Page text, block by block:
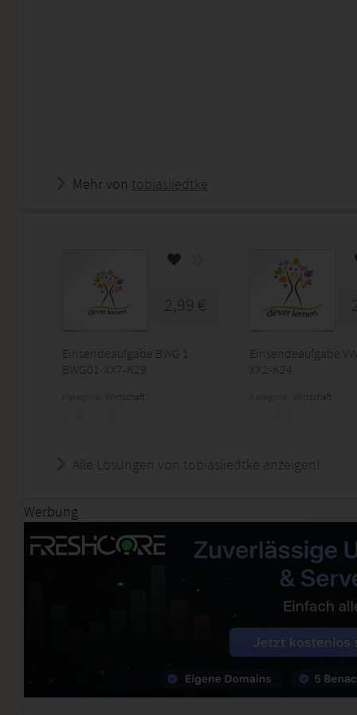
Mehr von tobiasliedtke
2,99 €
Einsendeaufgabe BWG 1
BWG01-XX7-K29
Wirtschaft
Einsendeaufgabe
XX2-K24
Wirtschaft
Alle Lösungen von tobiasliedtke anzeigen!
Werbung